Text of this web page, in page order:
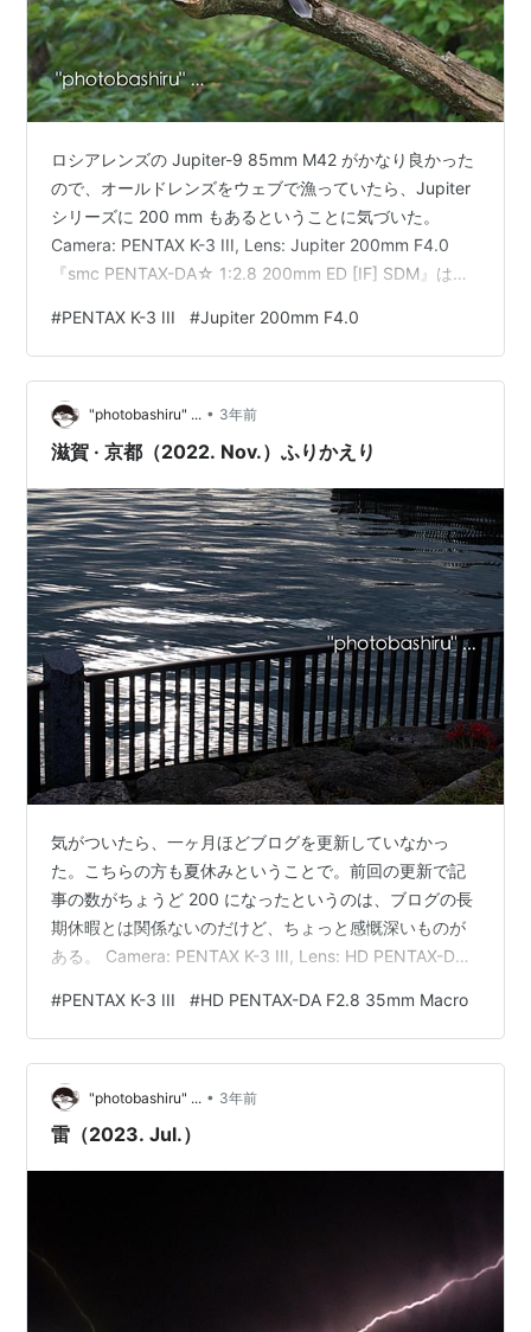
ロシアレンズの Jupiter-9 85mm M42 がかなり良かった
ので、オールドレンズをウェブで漁っていたら、Jupiter
シリーズに 200 mm もあるということに気づいた。
Camera: PENTAX K-3 III, Lens: Jupiter 200mm F4.0
『smc PENTAX-DA☆ 1:2.8 200mm ED [IF] SDM』は写
うるさいようなうるさくないような、という感じがあっ
たので、他のレンズを試しに使ってみようかという気に
なった。 Camera: PENTAX K-3 III, Lens: Jupite…
#PENTAX K-3 III #Jupiter 200mm F4.0
"photobashiru" ... • 3年前
滋賀 · 京都（2022. Nov.）ふりかえり
気がついたら、一ヶ月ほどブログを更新していなかっ
た。こちらの方も夏休みということで。前回の更新で記
事の数がちょうど 200 になったというのは、ブログの長
期休暇とは関係ないのだけど、ちょっと感慨深いものが
ある。 Camera: PENTAX K-3 III, Lens: HD PENTAX-DA
て、1年間ほどの放置、そこから約5年間そこそこの頻度
で更新を続けてようやく 200 に到達した、という感じで
ある。 Camera: PENTAX K-3 III, Lens: HD PENTAX-DA
1:2.8 35mm…
#PENTAX K-3 III #HD PENTAX-DA F2.8 35mm Macro
"photobashiru" ... • 3年前
雷（2023. Jul.）